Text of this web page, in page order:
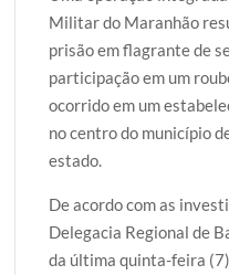
t
t
e
r
e
b
o
o
k
t
s
A
p
p
g
g
e
r
Militar do Maranhão
prisão em flagrante de
participação em um
ocorrido em um
no centro do município
estado.
De acordo com as
Delegacia Regional de
da última quinta-feira